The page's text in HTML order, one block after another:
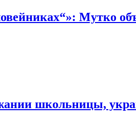
Мутко
школьницы,